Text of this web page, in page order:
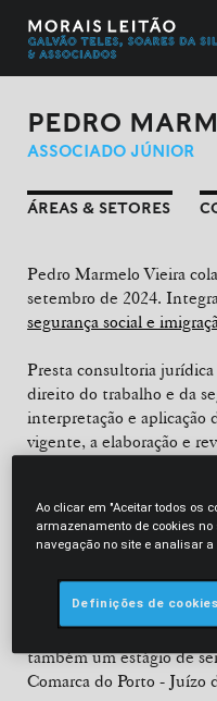
PEDRO
ASSOCIADO JÚNIOR
ÁREAS & SETORES
Pedro Marmelo Vieira
setembro de 2024.
segurança social e
Presta consultoria jurídica
direito do trabalho e da
interpretação e aplicação
vigente, a elaboração e
cessação do contrato de
organizacionais e
Realizou anteriormente
Galvão Teles, Soares da
equipa de trabalho,
também um estágio de
Comarca do Porto - Juízo
Ao clicar em "Aceitar todos os
armazenamento de cookies
navegação no site e analisar
Definições de cookies